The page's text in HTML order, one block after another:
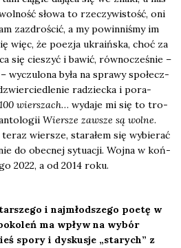
sło­wa to rze­czy­wi­stość, oni
zazdro­ścić, a my powin­ni­śmy im
więc, że poezja ukra­iń­ska, choć za
się cie­szyć i bawić, rów­no­cze­śnie –
wyczu­lo­na była na spra­wy spo­łecz­
radziec­ka i pora­
100 wier­szach… wyda­je mi się to tro­
Wier­sze zawsze są wol­ne.
wier­sze, sta­ra­łem się wybie­rać
do obec­nej sytu­acji. Woj­na w koń­
2022, a od 2014 roku.
i naj­młod­sze­go poetę w
ma wpływ na wybór
spo­ry i dys­ku­sje „sta­rych” z